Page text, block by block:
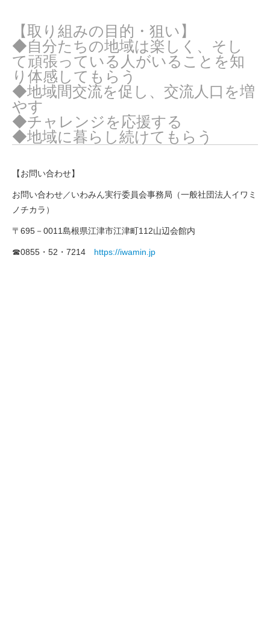
【取り組みの目的・狙い 】
◆自分たちの地域は楽しく、そし
て頑張っている人がいることを知
り体感してもらう
◆地域間交流を促し、交流人口を増
やす
◆チャレンジを応援する
◆地域に暮らし続けてもらう
【お問い合わせ】
お問い合わせ／いわみん実行委員会事務局（一般社団法人イワミ
ノチカラ）
〒 695 － 0011 島根県江津市江津町112山辺会館内
☎0855 ・ 52 ・ 7214 https://iwamin.jp